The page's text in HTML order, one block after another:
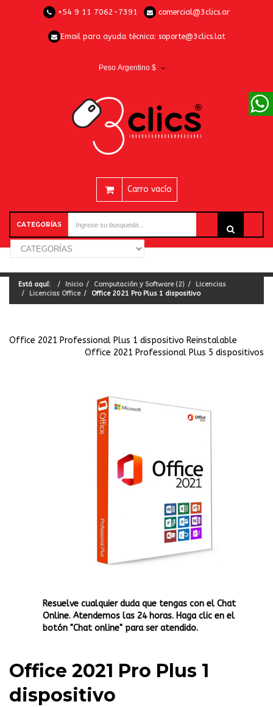
+54 9 11 7062-7391 comercial@3clics.ar
Email para ayuda técnica: soporte@3clics.lat
Peso Argentino $
Carro vacío
CATEGORÍAS
Está aquí: Inicio Computación y Software (2)
Licencias
Licencias Office
Office 2021 Pro Plus 1 dispositivo
Office 2021 Professional Plus 1 dispositivo Reinstalable
Office 2021 Professional Plus 5 dispositivos
Resuelve cualquier duda que tengas con el Chat
Online. Atendemos las 24 horas. Haga clic en el
botón "Chat online" para ser atendido.
Office 2021 Pro Plus 1
dispositivo